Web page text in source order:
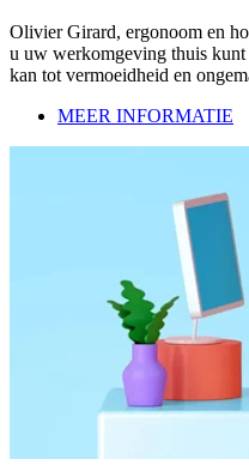
Olivier Girard, ergonoom en
u uw werkomgeving thuis
kan tot vermoeidheid en
MEER INFORMATIE